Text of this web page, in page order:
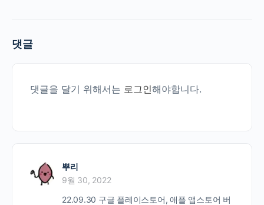
댓글
댓글을 달기 위해서는 로그인해야합니다.
뿌리
9월 30, 2022
22.09.30 구글 플레이스토어, 애플 앱스토어 버